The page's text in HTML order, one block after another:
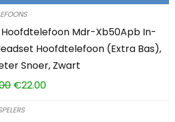
Hoofdtelefoon Mdr-Xb50Apb In-
Hoofdtelefoon (Extra Bas),
Snoer, Zwart
€22.00